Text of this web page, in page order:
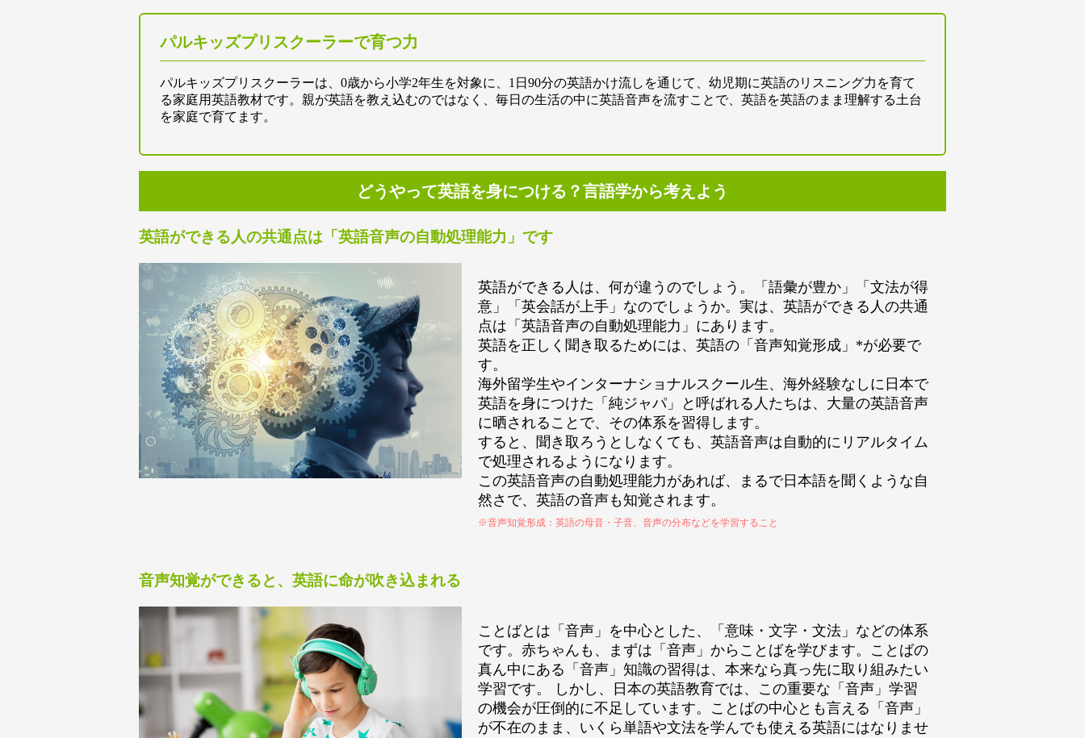
パルキッズプリスクーラーで育つ力
パルキッズプリスクーラーは、0歳から小学2年生を対象に、1日90分の英語かけ流しを通じて、幼児期に英語のリスニング力を育て
る家庭用英語教材です。親が英語を教え込むのではなく、毎日の生活の中に英語音声を流すことで、英語を英語のまま理解する土台
を家庭で育てます。
どうやって英語を身につける？言語学から考えよう
英語ができる人の共通点は「英語音声の自動処理能力」です
英語ができる人は、何が違うのでしょう。「語彙が豊か」「文法が得
意」「英会話が上手」なのでしょうか。実は、英語ができる人の共通
点は「英語音声の自動処理能力」にあります。
英語を正しく聞き取るためには、英語の「音声知覚形成」*が必要で
す。
海外留学生やインターナショナルスクール生、海外経験なしに日本で
英語を身につけた「純ジャパ」と呼ばれる人たちは、大量の英語音声
に晒されることで、その体系を習得します。
すると、聞き取ろうとしなくても、英語音声は自動的にリアルタイム
で処理されるようになります。
この英語音声の自動処理能力があれば、まるで日本語を聞くような自
然さで、英語の音声も知覚されます。
※音声知覚形成：英語の母音・子音、音声の分布などを学習すること
音声知覚ができると、英語に命が吹き込まれる
ことばとは「音声」を中心とした、「意味・文字・文法」などの体系
です。赤ちゃんも、まずは「音声」からことばを学びます。ことばの
真ん中にある「音声」知識の習得は、本来なら真っ先に取り組みたい
学習です。 しかし、日本の英語教育では、この重要な「音声」学習
の機会が圧倒的に不足しています。ことばの中心とも言える「音声」
が不在のまま、いくら単語や文法を学んでも使える英語にはなりませ